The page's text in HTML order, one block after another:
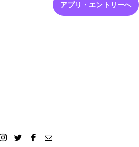
アプリ・エントリーへ